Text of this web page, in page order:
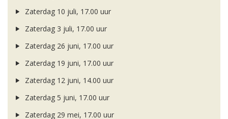
Zaterdag 10 juli, 17.00 uur
Zaterdag 3 juli, 17.00 uur
Zaterdag 26 juni, 17.00 uur
Zaterdag 19 juni, 17.00 uur
Zaterdag 12 juni, 14.00 uur
Zaterdag 5 juni, 17.00 uur
Zaterdag 29 mei, 17.00 uur